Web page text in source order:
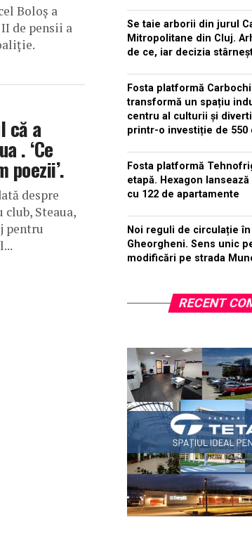
Boloș a
de pensii a
că a
. ‘Ce
poezii’.
despre
Steaua,
pentru
Se taie arborii din jurul
Mitropolitane din Cluj.
de ce, iar decizia
Fosta platformă
transformă un spațiu
centru al culturii și
printr-o investiție de 550
Fosta platformă
etapă. Hexagon
cu 122 de apartamente
Noi reguli de circulație în
Gheorgheni. Sens unic
modificări pe strada
RECENT